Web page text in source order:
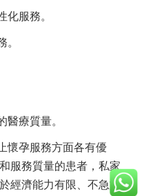
服務。
療質量。
懷孕服務方面各有優
服務質量的患者，私家
經濟能力有限、不急於